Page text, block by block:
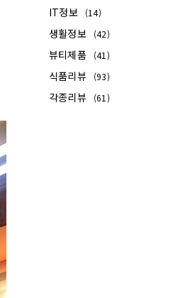
IT정보 (14)
생활정보 (42)
뷰티제품 (41)
식품리뷰 (93)
각종리뷰 (61)